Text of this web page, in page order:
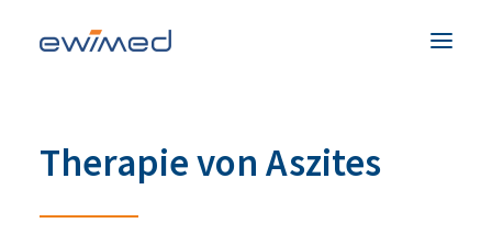
Medizinisches Fachpersonal
Produkte
Therapie von Aszites